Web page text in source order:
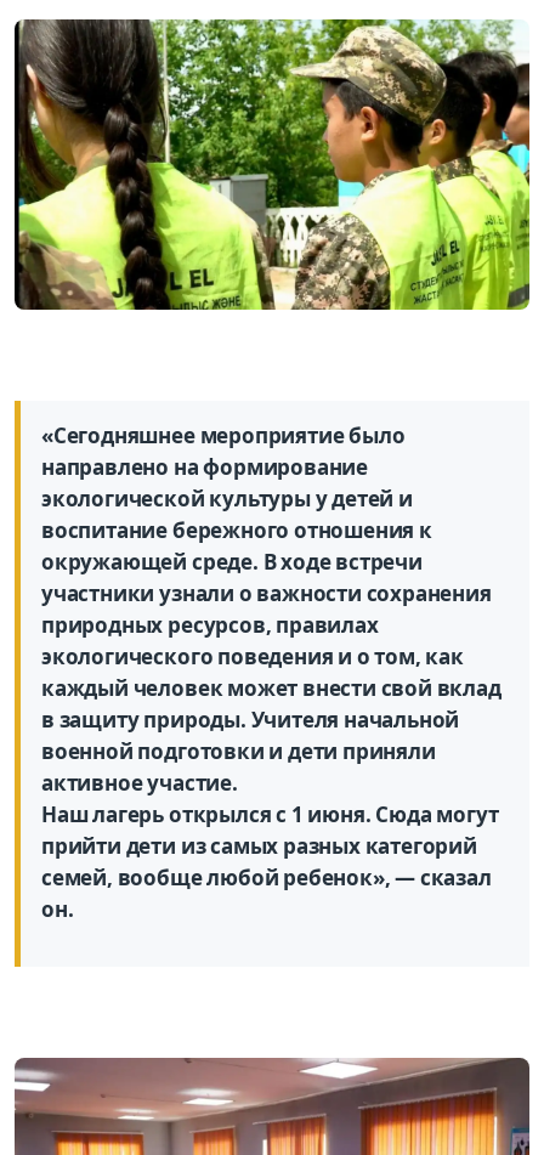
«Сегодняшнее мероприятие было
направлено на формирование
экологической культуры у детей и
воспитание бережного отношения к
окружающей среде. В ходе встречи
участники узнали о важности сохранения
природных ресурсов, правилах
экологического поведения и о том, как
каждый человек может внести свой вклад
в защиту природы. Учителя начальной
военной подготовки и дети приняли
активное участие.
Наш лагерь открылся с 1 июня. Сюда могут
прийти дети из самых разных категорий
семей, вообще любой ребенок», — сказал
он.